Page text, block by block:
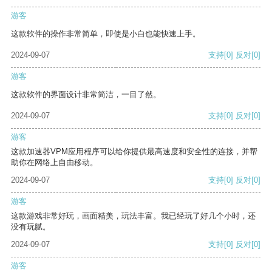
游客
这款软件的操作非常简单，即使是小白也能快速上手。
2024-09-07 支持[0] 反对[0]
游客
这款软件的界面设计非常简洁，一目了然。
2024-09-07 支持[0] 反对[0]
游客
这款加速器VPM应用程序可以给你提供最高速度和安全性的连接，并帮
助你在网络上自由移动。
2024-09-07
支持[0] 反对[0]
游客
这款游戏非常好玩，画面精美，玩法丰富。我已经玩了好几个小时，还
没有玩腻。
2024-09-07
支持[0] 反对[0]
游客